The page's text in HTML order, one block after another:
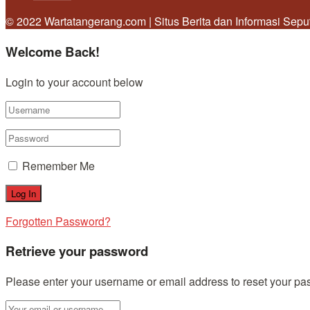
© 2022 Wartatangerang.com | Situs Berita dan Informasi
Welcome Back!
Login to your account below
Remember Me
Forgotten Password?
Retrieve your password
Please enter your username or email address to reset your